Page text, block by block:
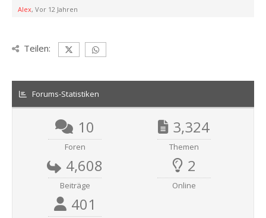
Alex, Vor 12 Jahren
Teilen:
Forums-Statistiken
10
Foren
3,324
Themen
4,608
Beiträge
2
Online
401